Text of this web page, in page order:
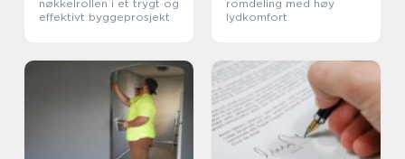
nøkkelrollen i et trygt og
effektivt byggeprosjekt
romdeling med høy
lydkomfort